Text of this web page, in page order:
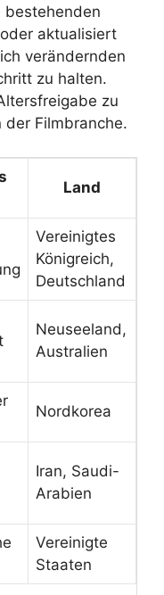
bestehenden
aktualisiert
verändernden
zu halten.
zu
Filmbranche.
Land
Vereinigtes
Königreich,
Deutschland
Neuseeland,
Australien
Nordkorea
Iran, Saudi-
Arabien
Vereinigte
Staaten